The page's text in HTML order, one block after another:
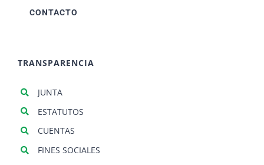
CONTACTO
TRANSPARENCIA
JUNTA
ESTATUTOS
CUENTAS
FINES SOCIALES